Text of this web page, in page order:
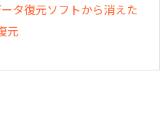
タ復元ソフトから消えた
元